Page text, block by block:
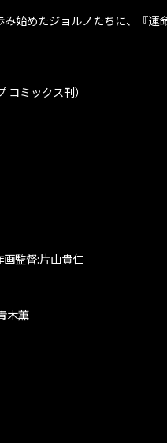
み始めたジョルノたちに、『運
ミックス刊）
監督:片山貴仁
木薫